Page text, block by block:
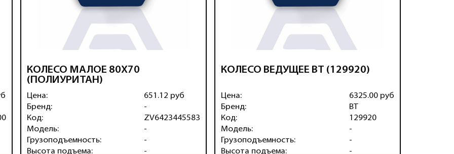
КОЛЕСО МАЛОЕ 80Х70
(ПОЛИУРИТАН)
Цена:
Бренд:
Код:
Модель:
Грузоподъемность:
Высота подъема:
651.12 руб
-
ZV6423445583
-
-
-
КОЛЕСО ВЕДУЩЕЕ BT (129920)
Цена:
Бренд:
Код:
Модель:
Грузоподъемность:
Высота подъема:
6325.00 руб
BT
129920
-
-
-